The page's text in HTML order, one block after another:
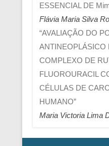
ESSENCIAL DE
Flávia Maria Silva
“AVALIAÇÃO DO
ANTINEOPLÁSICO
COMPLEXO DE
FLUOROURACIL
CÉLULAS DE
HUMANO”
Maria Victoria Lima